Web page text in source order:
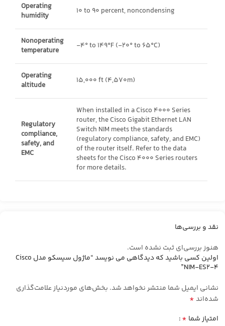
Operating
humidity
10 to 90 percent, noncondensing
Nonoperating
temperature
-4° to 149°F (-20° to 65°C)
Operating
altitude
15,000 ft (4,570m)
Regulatory
compliance,
safety, and
EMC
When installed in a Cisco 4000 Series
router, the Cisco Gigabit Ethernet LAN
Switch NIM meets the standards
(regulatory compliance, safety, and EMC)
of the router itself. Refer to the data
sheets for the Cisco 4000 Series routers
for more details.
نقد و بررسی‌ها
هنوز بررسی‌ای ثبت نشده است.
اولین کسی باشید که دیدگاهی می نویسد “ماژول سیسکو مدل Cisco
NIM-ES2-4”
نشانی ایمیل شما منتشر نخواهد شد. بخش‌های موردنیاز علامت‌گذاری
شده‌اند*
امتیاز شما *